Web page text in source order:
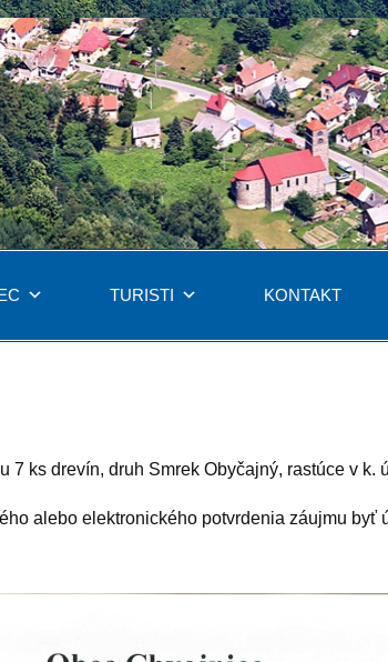
TURISTI KONTAKT
ks drevín, druh Smrek Obyčajný, rastúce v k.
alebo elektronického potvrdenia záujmu byť